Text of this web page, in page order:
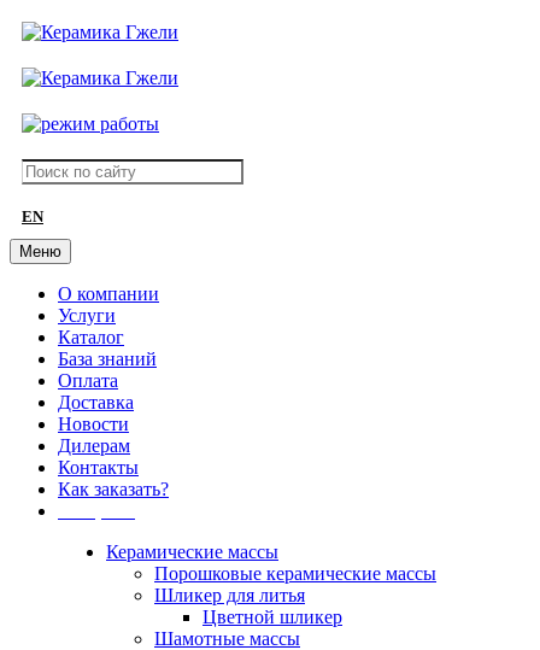
EN
Меню
О компании
Услуги
Каталог
База знаний
Оплата
Доставка
Новости
Дилерам
Контакты
Как заказать?
Керамические массы
Порошковые керамические массы
Шликер для литья
Цветной шликер
Шамотные массы